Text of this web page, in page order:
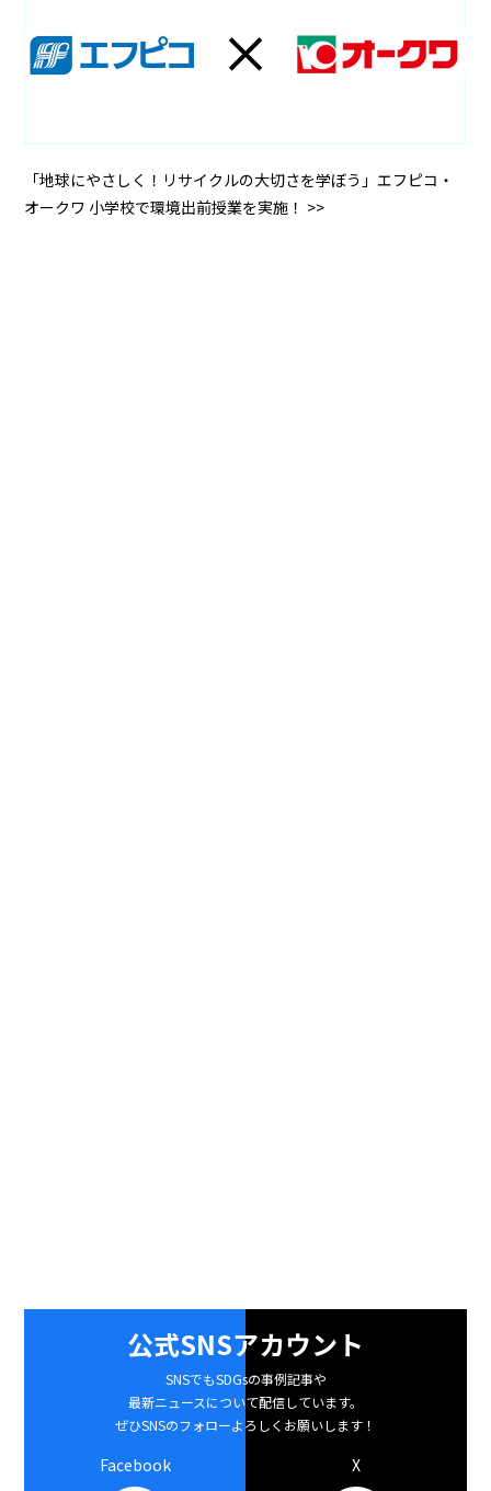
「地球にやさしく！リサイクルの大切さを学ぼう」エフピコ・
オークワ 小学校で環境出前授業を実施！ >>
公式SNSアカウント
SNSでもSDGsの事例記事や
最新ニュースについて配信しています。
ぜひSNSのフォローよろしくお願いします！
Facebook X